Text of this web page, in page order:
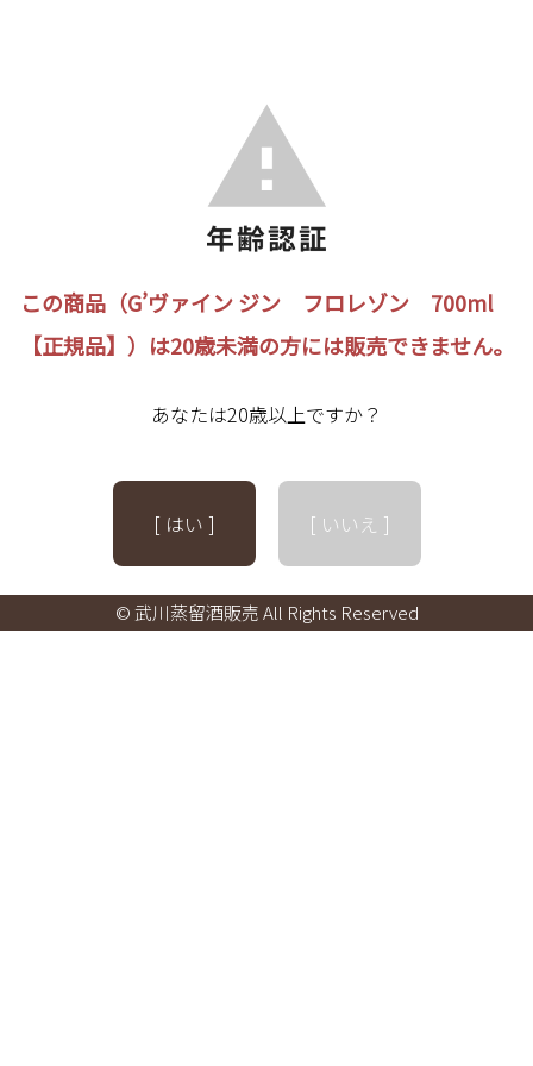
この商品（G’ヴァイン ジン フロレゾン 700ml
【正規品】）は20歳未満の方には販売できません。
あなたは20歳以上ですか？
[ はい ] [ いいえ ]
© 武川蒸留酒販売 All Rights Reserved